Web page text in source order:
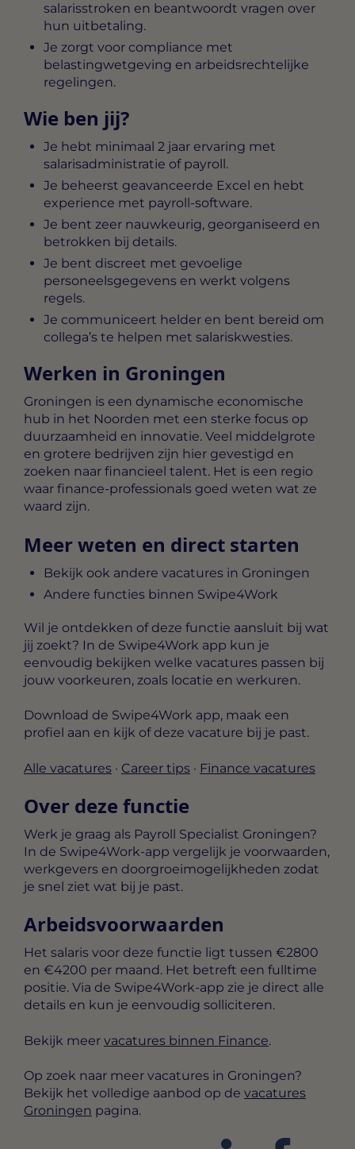
salarisstroken en beantwoordt vragen over
hun uitbetaling.
Je zorgt voor compliance met
belastingwetgeving en arbeidsrechtelijke
regelingen.
Wie ben jij?
Je hebt minimaal 2 jaar ervaring met
salarisadministratie of payroll.
Je beheerst geavanceerde Excel en hebt
experience met payroll-software.
Je bent zeer nauwkeurig, georganiseerd en
betrokken bij details.
Je bent discreet met gevoelige
personeelsgegevens en werkt volgens
regels.
Je communiceert helder en bent bereid om
collega’s te helpen met salariskwesties.
Werken in Groningen
Groningen is een dynamische economische
hub in het Noorden met een sterke focus op
duurzaamheid en innovatie. Veel middelgrote
en grotere bedrijven zijn hier gevestigd en
zoeken naar financieel talent. Het is een regio
waar finance-professionals goed weten wat ze
waard zijn.
Meer weten en direct starten
Bekijk ook andere vacatures in Groningen
Andere functies binnen Swipe4Work
Wil je ontdekken of deze functie aansluit bij wat
jij zoekt? In de Swipe4Work app kun je
eenvoudig bekijken welke vacatures passen bij
jouw voorkeuren, zoals locatie en werkuren.
Download de Swipe4Work app, maak een
profiel aan en kijk of deze vacature bij je past.
Alle vacatures · Career tips · Finance vacatures
Over deze functie
Werk je graag als Payroll Specialist Groningen?
In de Swipe4Work-app vergelijk je voorwaarden,
werkgevers en doorgroeimogelijkheden zodat
je snel ziet wat bij je past.
Arbeidsvoorwaarden
Het salaris voor deze functie ligt tussen €2800
en €4200 per maand . Het betreft een fulltime
positie. Via de Swipe4Work-app zie je direct alle
details en kun je eenvoudig solliciteren.
Bekijk meer vacatures binnen Finance.
Op zoek naar meer vacatures in Groningen?
Bekijk het volledige aanbod op de vacatures
Groningen pagina.